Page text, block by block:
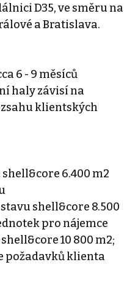
D35, ve směru na
a Bratislava.
6 - 9 měsíců
haly závisí na
klientských
6.400 m2
shell&core 8.500
pro nájemce
10 800 m2;
požadavků klienta